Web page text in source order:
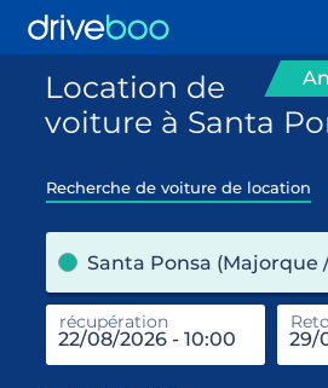
Location de
voiture à Santa
Recherche de voiture de location
Santa Ponsa (Majorque
récupération